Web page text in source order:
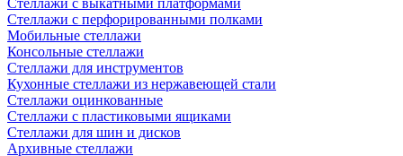
Стеллажи с выкатными платформами
Стеллажи с перфорированными полками
Мобильные стеллажи
Консольные стеллажи
Стеллажи для инструментов
Кухонные стеллажи из нержавеющей стали
Стеллажи оцинкованные
Стеллажи с пластиковыми ящиками
Стеллажи для шин и дисков
Архивные стеллажи